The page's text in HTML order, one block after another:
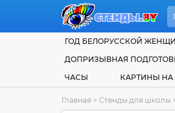
ГОД БЕЛОРУССКОЙ
ДОПРИЗЫВНАЯ
ЧАСЫ
КАРТИНЫ НА
Главная > Стенды для школы